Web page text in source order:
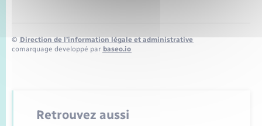
© Direction de l’information légale et administrative
comarquage developpé par baseo.io
Retrouvez aussi